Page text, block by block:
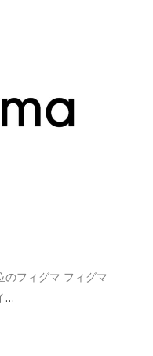
のフィグマ フィグマ
…